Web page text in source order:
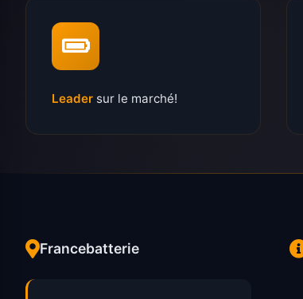
Leader sur le marché!
Francebatterie